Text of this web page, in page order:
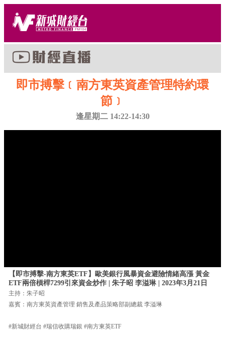
即市搏擊﹝南方東英資產管理特約環
節﹞
逢星期二 14:22-14:30
【即市搏擊-南方東英ETF】歐美銀行風暴資金避險情緒高漲 黃金
ETF兩倍槓桿7299引來資金炒作 | 朱子昭 李溢琳 | 2023年3月21日
主持：朱子昭
嘉賓：南方東英資產管理 銷售及產品策略部副總裁 李溢琳
#新城財經台 #瑞信收購瑞銀 #南方東英ETF